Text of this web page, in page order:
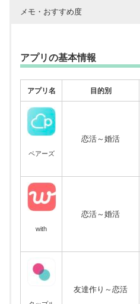
メモ・おすすめ度
アプリの基本情報
アプリ名 目的別
ペアーズ
恋活～婚活
with
恋活～婚活
友達作り～恋活